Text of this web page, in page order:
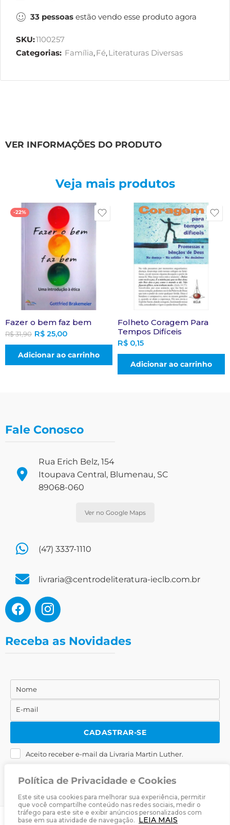
Política de Privacidade e Cookies
Este site usa cookies para melhorar sua experiência, permitir
que você compartilhe conteúdo nas redes sociais, medir o
tráfego para este site e exibir anúncios personalizados com
base em sua atividade de navegação. LEIA MAIS
33 pessoas estão vendo esse produto agora
SKU:1100257
Categorias: Família,Fé,Literaturas Diversas
VER INFORMAÇÕES DO PRODUTO
Veja mais produtos
-22%
Fazer o bem faz bem
R$31,90 R$ 25,00
Adicionar ao carrinho
Folheto Coragem Para
Tempos Difíceis
R$ 0,15
Adicionar ao carrinho
Fale Conosco
Rua Erich Belz, 154
Itoupava Central, Blumenau, SC
89068-060
Ver no Google Maps
(47) 3337-1110
livraria@centrodeliteratura-ieclb.com.br
Receba as Novidades
Nome
Nome
E-
mail
E-mail
CADASTRAR-SE
Aceito receber e-mail da Livraria Martin Luther.